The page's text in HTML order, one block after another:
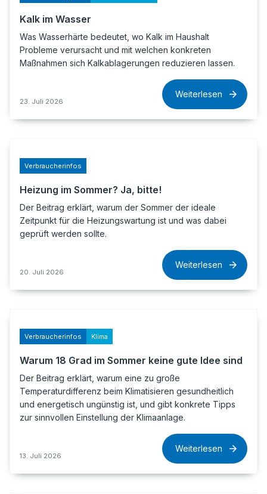
Kalk im Wasser
Was Wasserhärte bedeutet, wo Kalk im Haushalt
Probleme verursacht und mit welchen konkreten
Maßnahmen sich Kalkablagerungen reduzieren lassen.
23. Juli 2026
Weiterlesen
Verbraucherinfos
Heizung im Sommer? Ja, bitte!
Der Beitrag erklärt, warum der Sommer der ideale
Zeitpunkt für die Heizungswartung ist und was dabei
geprüft werden sollte.
20. Juli 2026
Weiterlesen
Verbraucherinfos Klima
Warum 18 Grad im Sommer keine gute Idee sind
Der Beitrag erklärt, warum eine zu große
Temperaturdifferenz beim Klimatisieren gesundheitlich
und energetisch ungünstig ist, und gibt konkrete Tipps
zur sinnvollen Einstellung der Klimaanlage.
13. Juli 2026
Weiterlesen